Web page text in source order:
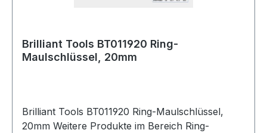
Brilliant Tools BT011920 Ring-
Maulschlüssel, 20mm
Brilliant Tools BT011920 Ring-Maulschlüssel,
20mm Weitere Produkte im Bereich Ring-